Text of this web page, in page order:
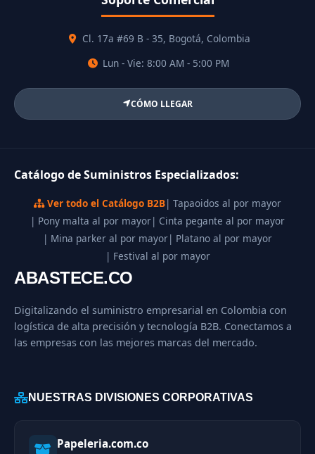
Cl. 17a #69 B - 35, Bogotá, Colombia
Lun - Vie: 8:00 AM - 5:00 PM
CÓMO LLEGAR
Catálogo de Suministros Especializados:
Ver todo el Catálogo B2B| Tapaoidos al por mayor
| Pony malta al por mayor| Cinta pegante al por mayor
| Mina parker al por mayor| Platano al por mayor
| Festival al por mayor
ABASTECE.CO
Digitalizando el suministro empresarial en Colombia con
logística de alta precisión y tecnología B2B. Conectamos a
las empresas con las mejores marcas del mercado.
NUESTRAS DIVISIONES CORPORATIVAS
Papeleria.com.co